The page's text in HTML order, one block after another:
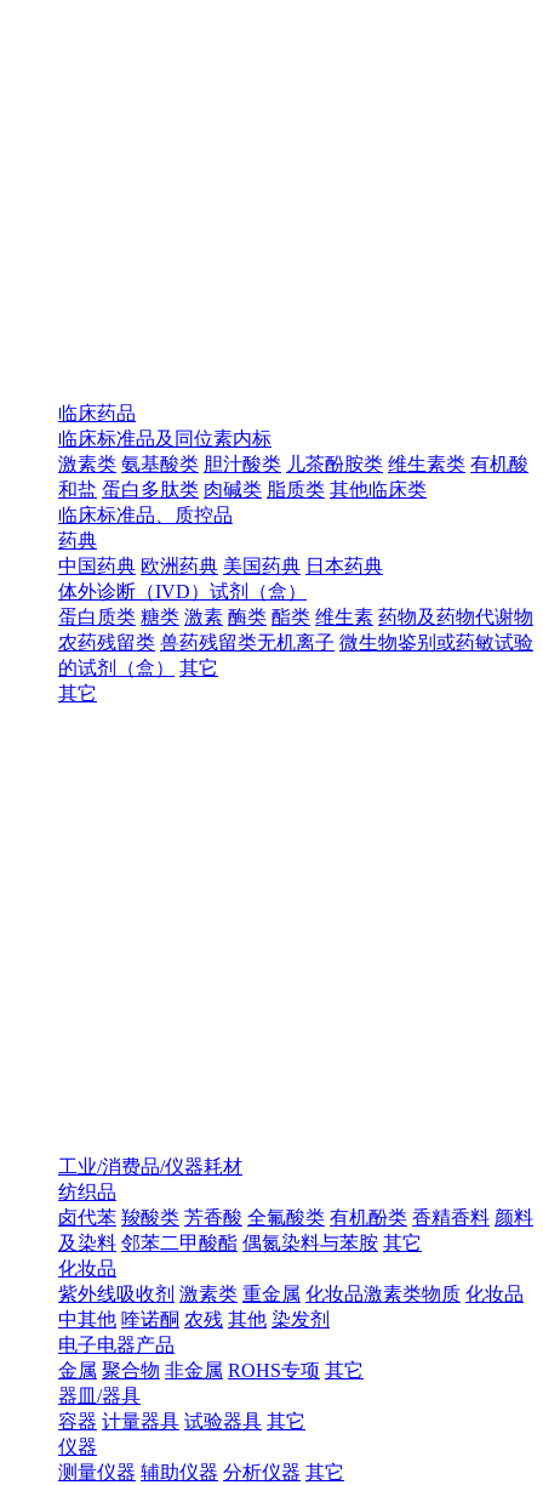
临床药品
临床标准品及同位素内标
激素类 氨基酸类 胆汁酸类 儿茶酚胺类 维生素类 有机酸
和盐 蛋白多肽类 肉碱类 脂质类 其他临床类
临床标准品、质控品
药典
中国药典 欧洲药典 美国药典 日本药典
体外诊断（IVD）试剂（盒）
蛋白质类 糖类 激素 酶类 酯类 维生素 药物及药物代谢物
农药残留类 兽药残留类无机离子 微生物鉴别或药敏试验
的试剂（盒）
其它
其它
工业/消费品/仪器耗材
纺织品
卤代苯 羧酸类 芳香酸 全氟酸类 有机酚类 香精香料 颜料
及染料 邻苯二甲酸酯 偶氮染料与苯胺 其它
化妆品
紫外线吸收剂 激素类 重金属 化妆品激素类物质 化妆品
中其他 喹诺酮 农残 其他 染发剂
电子电器产品
金属 聚合物 非金属 ROHS专项 其它
器皿/器具
容器 计量器具 试验器具 其它
仪器
测量仪器 辅助仪器 分析仪器 其它